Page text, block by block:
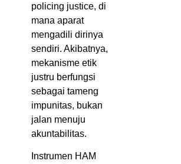
policing justice, di
mana aparat
mengadili dirinya
sendiri. Akibatnya,
mekanisme etik
justru berfungsi
sebagai tameng
impunitas, bukan
jalan menuju
akuntabilitas.
Instrumen HAM